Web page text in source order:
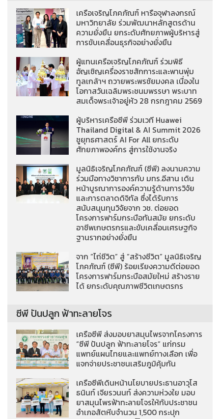
เครือเจริญโภคภัณฑ์ หารือจุฬาลงกรณ์
มหาวิทยาลัย ร่วมพัฒนาหลักสูตรด้าน
ความยั่งยืน ยกระดับศักยภาพผู้บริหารสู่
การขับเคลื่อนธุรกิจอย่างยั่งยืน
ผู้แทนเครือเจริญโภคภัณฑ์ ร่วมพิธี
อัญเชิญเครื่องราชสักการะและพานพุ่ม
ทูลเกล้าฯ ถวายพระพรชัยมงคล เนื่องใน
โอกาสวันเฉลิมพระชนมพรรษา พระบาท
สมเด็จพระเจ้าอยู่หัว 28 กรกฎาคม 2569
ผู้บริหารเครือซีพี ร่วมเวที Huawei
Thailand Digital & AI Summit 2026
ชูยุทธศาสตร์ AI For All ยกระดับ
ศักยภาพองค์กร สู่การใช้งานจริง
มูลนิธิเจริญโภคภัณฑ์ (ซีพี) ลงนามความ
ร่วมมือทางวิชาการกับ มทร.อีสาน เดิน
หน้าบูรณาการองค์ความรู้ด้านการวิจัย
และการตลาดดิจิทัล ซึ่งได้รับการ
สนับสนุนทุนวิจัยจาก วช. ต่อยอด
โครงการฟาร์มกระบือทันสมัย ยกระดับ
อาชีพเกษตรกรและขับเคลื่อนเศรษฐกิจ
ฐานรากอย่างยั่งยืน
จาก “ไถ่ชีวิต” สู่ “สร้างชีวิต” มูลนิธิเจริญ
โภคภัณฑ์ (ซีพี) ร้อยเรียงความดีต่อยอด
โครงการฟาร์มกระบือสมัยใหม่ สร้างราย
ได้ ยกระดับคุณภาพชีวิตเกษตรกร
ซีพี ปันปลูก ฟ้าทะลายโจร
เครือซีพี ส่งมอบยาสมุนไพรจากโครงการ
“ซีพี ปันปลูก ฟ้าทะลายโจร” แก่กรม
แพทย์แผนไทยและแพทย์ทางเลือก เพื่อ
แจกจ่ายประชาชนเสริมภูมิคุ้มกัน
เครือซีพีเดินหน้านโยบายประธานอาวุโส
ธนินท์ เจียรวนนท์ ส่งความห่วงใย มอบ
ยาสมุนไพรฟ้าทะลายโจรให้กับประชาชน
อำเภอสัตหีบจำนวน 1,500 กระปุก